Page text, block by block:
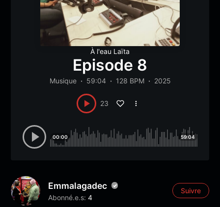
À l'eau Laïta
Episode 8
Musique 59:04 128 BPM 2025
23
00:00 59:04
Emmalagadec
Abonné.e.s: 4
Suivre